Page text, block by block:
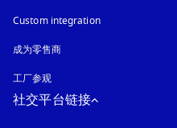
Custom integration
成为零售商
工厂参观
社交平台链接